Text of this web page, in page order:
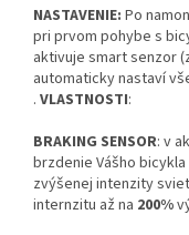
NASTAVENIE: Po
pri prvom pohybe s
aktivuje smart senzor
automaticky nastaví
. VLASTNOSTI:
BRAKING SENSOR: v
brzdenie Vášho
zvýšenej intenzity
internzitu až na 200%